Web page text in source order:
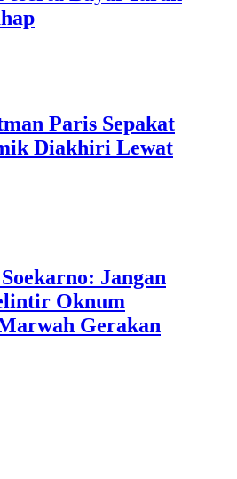
Paris Sepakat
Diakhiri Lewat
Jangan
Oknum
Gerakan